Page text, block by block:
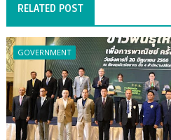
RELATED POST
GOVERNMENT